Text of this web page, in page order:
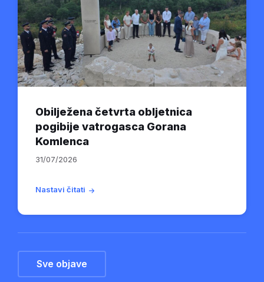
Obilježena četvrta obljetnica
pogibije vatrogasca Gorana
Komlenca
31/07/2026
Nastavi čitati
Sve objave